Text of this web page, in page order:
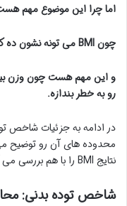
اما چرا این موضوع مهم
چون BMI می تونه نشون ده که وزن شما در محدوده سالم قرار داره یا نه!
و این مهم هست چون وزن
رو به خطر بندازه.
در ادامه به جزئیات شاخص
محدوده های آن رو توضیح
نتایج BMI را با هم بررسی می کنیم.
شاخص توده بدنی: